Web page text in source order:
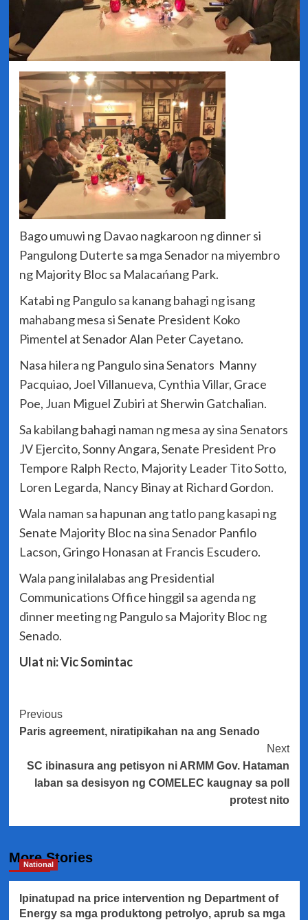
Bago umuwi ng Davao nagkaroon ng dinner si
Pangulong Duterte sa mga Senador na miyembro
ng Majority Bloc sa Malacańang Park.
Katabi ng Pangulo sa kanang bahagi ng isang
mahabang mesa si Senate President Koko
Pimentel at Senador Alan Peter Cayetano.
Nasa hilera ng Pangulo sina Senators Manny
Pacquiao, Joel Villanueva, Cynthia Villar, Grace
Poe, Juan Miguel Zubiri at Sherwin Gatchalian.
Sa kabilang bahagi naman ng mesa ay sina Senators
JV Ejercito, Sonny Angara, Senate President Pro
Tempore Ralph Recto, Majority Leader Tito Sotto,
Loren Legarda, Nancy Binay at Richard Gordon.
Wala naman sa hapunan ang tatlo pang kasapi ng
Senate Majority Bloc na sina Senador Panfilo
Lacson, Gringo Honasan at Francis Escudero.
Wala pang inilalabas ang Presidential
Communications Office hinggil sa agenda ng
dinner meeting ng Pangulo sa Majority Bloc ng
Senado.
Ulat ni: Vic Somintac
Post
Navigation
Previous
Paris agreement, niratipikahan na ang Senado
Next
SC ibinasura ang petisyon ni ARMM Gov. Hataman
laban sa desisyon ng COMELEC kaugnay sa poll
protest nito
More Stories
National
Ipinatupad na price intervention ng Department of
Energy sa mga produktong petrolyo, aprub sa mga